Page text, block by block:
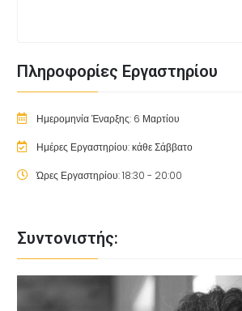
Πληροφορίες Εργαστηρίου
Ημερομηνία Έναρξης: 6 Μαρτίου
Ημέρες Εργαστηρίου: κάθε Σάββατο
Ώρες Εργαστηρίου: 18:30 - 20:00
Συντονιστής: